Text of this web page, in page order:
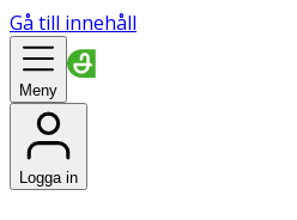
Gå till innehåll
Meny
Logga in